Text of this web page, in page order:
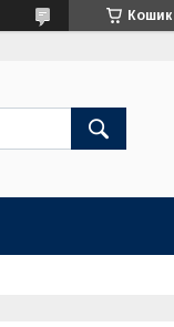
Кошик